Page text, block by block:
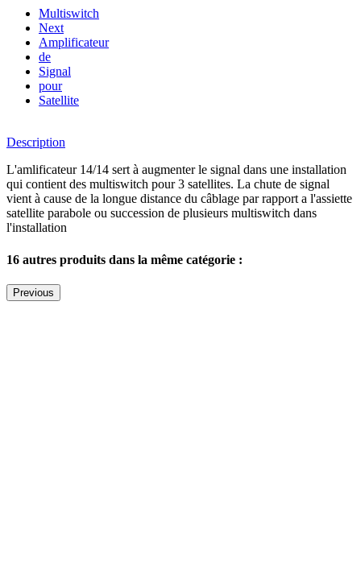
Multiswitch
Next
Amplificateur
de
Signal
pour
Satellite
Description
L'amlificateur 14/14 sert à augmenter le signal dans une installation
qui contient des multiswitch pour 3 satellites. La chute de signal
vient à cause de la longue distance du câblage par rapport a l'assiette
satellite parabole ou succession de plusieurs multiswitch dans
l'installation
16 autres produits dans la même catégorie :
Previous